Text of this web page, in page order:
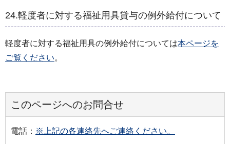
24.軽度者に対する福祉用具貸与の例外給付について
軽度者に対する福祉用具の例外給付については本ページを
ご覧ください。
このページへのお問合せ
電話： ※上記の各連絡先へご連絡ください。